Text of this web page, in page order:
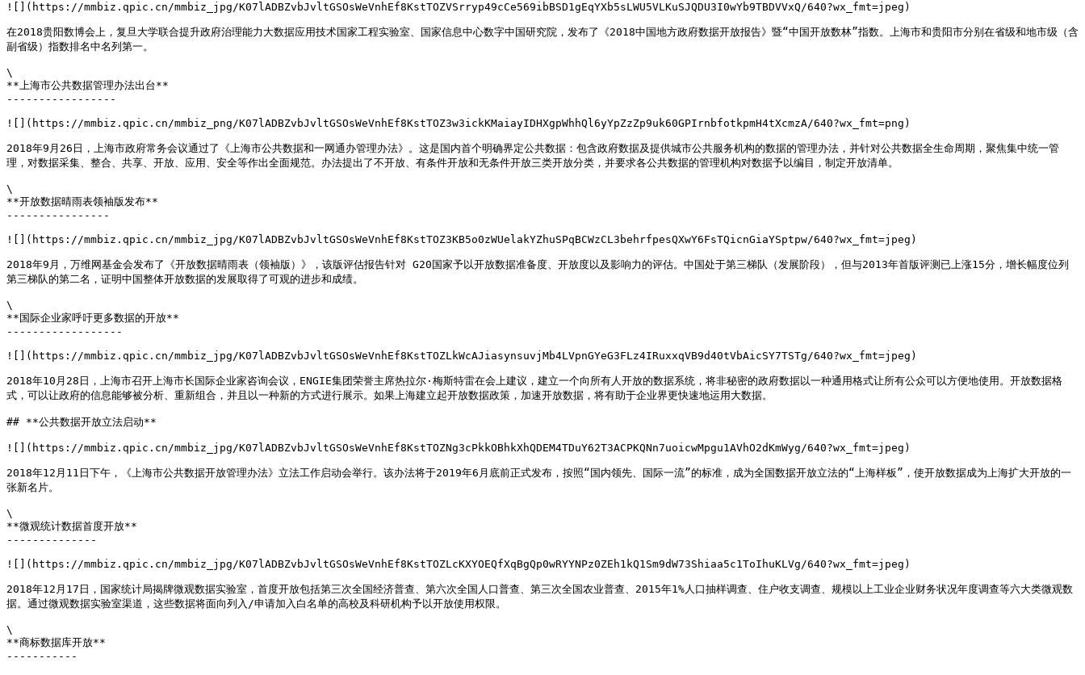
![](https://mmbiz.qpic.cn/mmbiz_jpg/K07lADBZvbJvltGSOsWeVnhEf8KstTOZVSrryp49cCe569ibBSD1gEqYXb5sLWU5VLKuSJQDU3I0wYb9TBDVVxQ/640?wx_fmt=jpeg)
在2018贵阳数博会上，复旦大学联合提升政府治理能力大数据应用技术国家工程实验室、国家信息中心数字中国研究院，发布了《2018中国地方政府数据开放报告》暨“中国开放数林”指数。上海市和贵阳市分别在省级和地市级（含
副省级）指数排名中名列第一。
\
**上海市公共数据管理办法出台**
-----------------
![](https://mmbiz.qpic.cn/mmbiz_png/K07lADBZvbJvltGSOsWeVnhEf8KstTOZ3w3ickKMaiayIDHXgpWhhQl6yYpZzZp9uk60GPIrnbfotkpmH4tXcmzA/640?wx_fmt=png)
2018年9月26日，上海市政府常务会议通过了《上海市公共数据和一网通办管理办法》。这是国内首个明确界定公共数据：包含政府数据及提供城市公共服务机构的数据的管理办法，并针对公共数据全生命周期，聚焦集中统一管
理，对数据采集、整合、共享、开放、应用、安全等作出全面规范。办法提出了不开放、有条件开放和无条件开放三类开放分类，并要求各公共数据的管理机构对数据予以编目，制定开放清单。
\
**开放数据晴雨表领袖版发布**
----------------
![](https://mmbiz.qpic.cn/mmbiz_jpg/K07lADBZvbJvltGSOsWeVnhEf8KstTOZ3KB5o0zWUelakYZhuSPqBCWzCL3behrfpesQXwY6FsTQicnGiaYSptpw/640?wx_fmt=jpeg)
2018年9月，万维网基金会发布了《开放数据晴雨表（领袖版）》，该版评估报告针对 G20国家予以开放数据准备度、开放度以及影响力的评估。中国处于第三梯队（发展阶段），但与2013年首版评测已上涨15分，增长幅度位列
第三梯队的第二名，证明中国整体开放数据的发展取得了可观的进步和成绩。
\
**国际企业家呼吁更多数据的开放**
------------------
![](https://mmbiz.qpic.cn/mmbiz_jpg/K07lADBZvbJvltGSOsWeVnhEf8KstTOZLkWcAJiasynsuvjMb4LVpnGYeG3FLz4IRuxxqVB9d40tVbAicSY7TSTg/640?wx_fmt=jpeg)
2018年10月28日，上海市召开上海市长国际企业家咨询会议，ENGIE集团荣誉主席热拉尔·梅斯特雷在会上建议，建立一个向所有人开放的数据系统，将非秘密的政府数据以一种通用格式让所有公众可以方便地使用。开放数据格
式，可以让政府的信息能够被分析、重新组合，并且以一种新的方式进行展示。如果上海建立起开放数据政策，加速开放数据，将有助于企业界更快速地运用大数据。
## **公共数据开放立法启动**
![](https://mmbiz.qpic.cn/mmbiz_jpg/K07lADBZvbJvltGSOsWeVnhEf8KstTOZNg3cPkkOBhkXhQDEM4TDuY62T3ACPKQNn7uoicwMpgu1AVhO2dKmWyg/640?wx_fmt=jpeg)
2018年12月11日下午，《上海市公共数据开放管理办法》立法工作启动会举行。该办法将于2019年6月底前正式发布，按照“国内领先、国际一流”的标准，成为全国数据开放立法的“上海样板”，使开放数据成为上海扩大开放的一
张新名片。
\
**微观统计数据首度开放**
--------------
![](https://mmbiz.qpic.cn/mmbiz_jpg/K07lADBZvbJvltGSOsWeVnhEf8KstTOZLcKXYOEQfXqBgQp0wRYYNPz0ZEh1kQ1Sm9dW73Shiaa5c1ToIhuKLVg/640?wx_fmt=jpeg)
2018年12月17日，国家统计局揭牌微观数据实验室，首度开放包括第三次全国经济普查、第六次全国人口普查、第三次全国农业普查、2015年1%人口抽样调查、住户收支调查、规模以上工业企业财务状况年度调查等六大类微观数
据。通过微观数据实验室渠道，这些数据将面向列入/申请加入白名单的高校及科研机构予以开放使用权限。
\
**商标数据库开放**
-----------